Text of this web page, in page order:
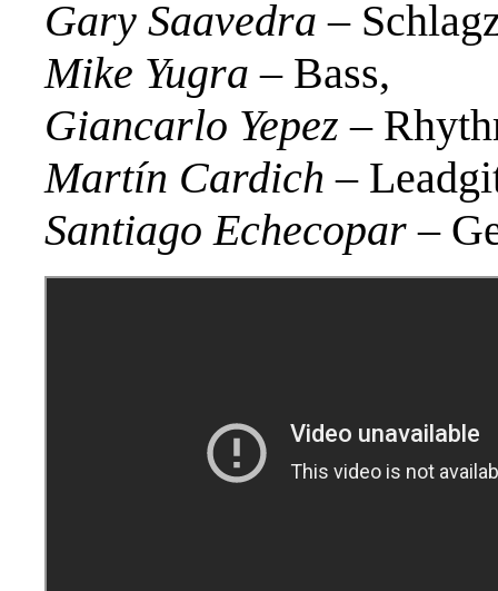
Gary Saavedra –
Mike Yugra – Bass,
Giancarlo Yepez –
Martín Cardich –
Santiago Echecopar –